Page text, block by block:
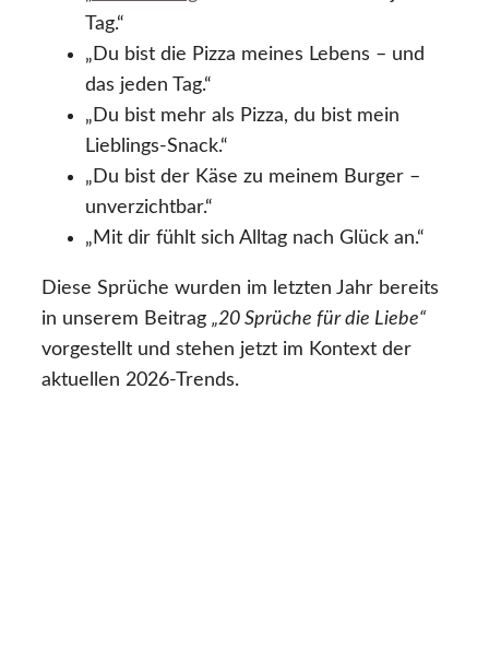
Tag.“
„Du bist die Pizza meines Lebens – und
das jeden Tag.“
„Du bist mehr als Pizza, du bist mein
Lieblings-Snack.“
„Du bist der Käse zu meinem Burger –
unverzichtbar.“
„Mit dir fühlt sich Alltag nach Glück an.“
Diese Sprüche wurden im letzten Jahr bereits
in unserem Beitrag „20 Sprüche für die Liebe“
vorgestellt und stehen jetzt im Kontext der
aktuellen 2026-Trends.